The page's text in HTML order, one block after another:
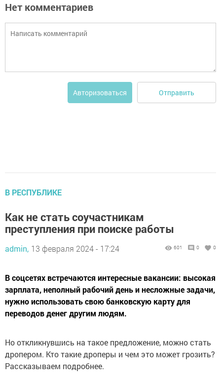
Нет комментариев
Авторизоваться Отправить
В РЕСПУБЛИКЕ
Как не стать соучастникам
преступления при поиске работы
admin, 13 февраля 2024 - 17:24 601 0 0
В соцсетях встречаются интересные вакансии: высокая
зарплата, неполный рабочий день и несложные задачи,
нужно использовать свою банковскую карту для
переводов денег другим людям.
Но откликнувшись на такое предложение, можно стать
дропером. Кто такие дроперы и чем это может грозить?
Рассказываем подробнее.